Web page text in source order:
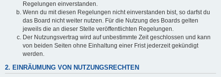
Regelungen einverstanden.
Wenn du mit diesen Regelungen nicht einverstanden bist, so darfst du
das Board nicht weiter nutzen. Für die Nutzung des Boards gelten
jeweils die an dieser Stelle veröffentlichten Regelungen.
Der Nutzungsvertrag wird auf unbestimmte Zeit geschlossen und kann
von beiden Seiten ohne Einhaltung einer Frist jederzeit gekündigt
werden.
2. EINRÄUMUNG VON NUTZUNGSRECHTEN